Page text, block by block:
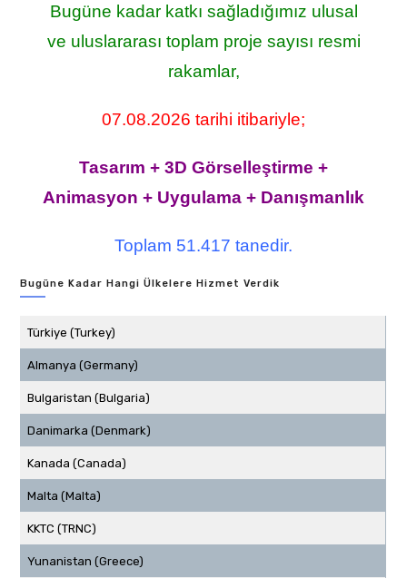
Bugüne kadar katkı sağladığımız ulusal
ve uluslararası toplam proje sayısı resmi
rakamlar,
07.08.2026 tarihi itibariyle;
Tasarım + 3D Görselleştirme +
Animasyon + Uygulama + Danışmanlık
Toplam 51.417 tanedir.
Bugüne Kadar Hangi Ülkelere Hizmet Verdik
Türkiye (Turkey)
Almanya (Germany)
Bulgaristan (Bulgaria)
Danimarka (Denmark)
Kanada (Canada)
Malta (Malta)
KKTC (TRNC)
Yunanistan (Greece)